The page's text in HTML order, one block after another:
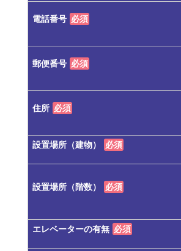
電話番号 必須
郵便番号 必須
住所 必須
設置場所（建物） 必須
設置場所（階数） 必須
エレベーターの有無 必須